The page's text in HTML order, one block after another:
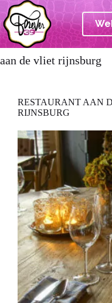
Ga
naar
de
inhoud
aan de vliet rijnsburg
RESTAURANT AAN
RIJNSBURG